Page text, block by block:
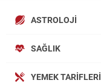
ASTROLOJI
SAĞLIK
YEMEK TARIFLERI